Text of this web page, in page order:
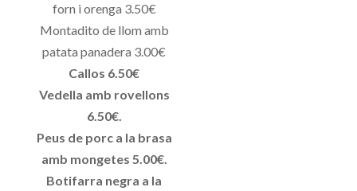
forn i orenga 3.50€
Montadito de llom amb
patata panadera 3.00€
Callos 6.50€
Vedella amb rovellons
6.50€.
Peus de porc a la brasa
amb mongetes 5.00€.
Botifarra negra a la